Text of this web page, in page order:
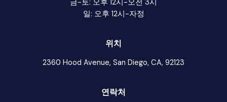
금-토: 오후 12시-오전 3시
일: 오후 12시-자정
위치
2360 Hood Avenue, San Diego, CA, 92123
연락처